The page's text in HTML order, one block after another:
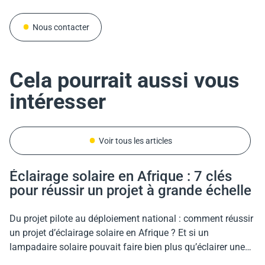
Nous contacter
Nous contacter
Nous contacter
Cela pourrait aussi vous
intéresser
Voir tous les articles
Éclairage solaire en Afrique : 7 clés
pour réussir un projet à grande échelle
Du projet pilote au déploiement national : comment réussir
un projet d’éclairage solaire en Afrique ? Et si un
lampadaire solaire pouvait faire bien plus qu’éclairer une
Costa Rica
Éclairage solaire du Puente de la
Amistad au Costa Rica : 26
lampadaires installés sur un pont de
780 mètres
Italie
Italie : Sécuriser une nouvelle route
dès son ouverture grâce à l’éclairage
solaire
Costa Rica
Éclairage solaire du Puente de la
Amistad au Costa Rica : 26
lampadaires installés sur un pont de
780 mètres